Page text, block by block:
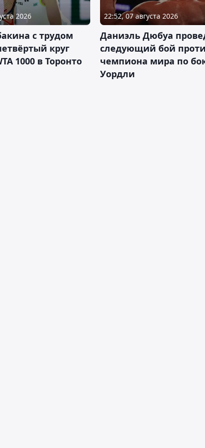
2026
с трудом
круг
1000 в Торонто
22:52, 07 августа 2026
Даниэль Дюбуа
следующий бой
чемпиона мира по
Уордли